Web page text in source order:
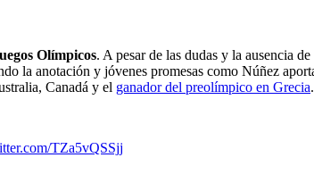
Olímpicos. A pesar de las dudas y la ausencia
la anotación y jóvenes promesas como Núñez
Canadá y el ganador del preolímpico en Grecia.
TZa5vQSSjj